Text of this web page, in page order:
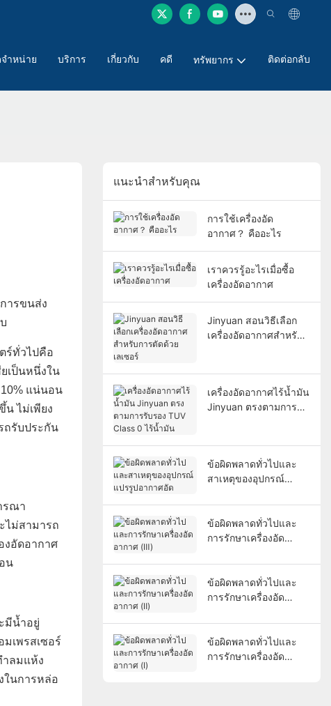
ำหน่าย บริการ เกี่ยวกับ คดี ทรัพยากร ติดต่อกลับ
ารขนส่ง
ร์ทั่วไปคือ
เป็นหนึ่งใน
10% แน่นอน
น ไม่เพียง
ถรับประกัน
รณา
ไม่สามารถ
งอัดอากาศ
น
มีน้ำอยู่
เพรสเซอร์
ำลมแห้ง
ในการหล่อ
แนะนำสำหรับคุณ
การใช้เครื่องอัด
อากาศ？ คืออะไร
เราควรรู้อะไรเมื่อซื้อ
เครื่องอัดอากาศ
Jinyuan สอนวิธีเลือก
เครื่องอัดอากาศสำหรับ
เครื่องอัดอากาศไร้น้ำมัน
Jinyuan ตรงตามการ
ข้อผิดพลาดทั่วไปและ
สาเหตุของอุปกรณ์
ข้อผิดพลาดทั่วไปและ
การรักษาเครื่องอัด
ข้อผิดพลาดทั่วไปและ
การรักษาเครื่องอัด
ข้อผิดพลาดทั่วไปและ
การรักษาเครื่องอัด